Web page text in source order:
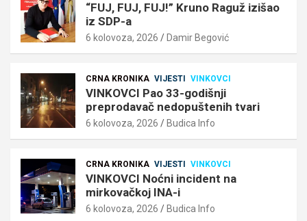
“FUJ, FUJ, FUJ!” Kruno Raguž izišao
iz SDP-a
6 kolovoza, 2026 Damir Begović
CRNA KRONIKA VIJESTI VINKOVCI
VINKOVCI Pao 33-godišnji
preprodavač nedopuštenih tvari
6 kolovoza, 2026 Budica Info
CRNA KRONIKA VIJESTI VINKOVCI
VINKOVCI Noćni incident na
mirkovačkoj INA-i
6 kolovoza, 2026 Budica Info